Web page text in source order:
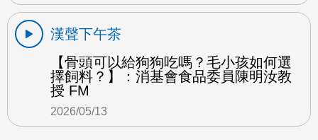
漢聲下午茶
【骨頭可以給狗狗吃嗎？毛小孩如何選
擇飼料？】：消基會食品委員陳明汝教
授 FM
2026/05/13